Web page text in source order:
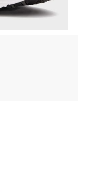
puste, er